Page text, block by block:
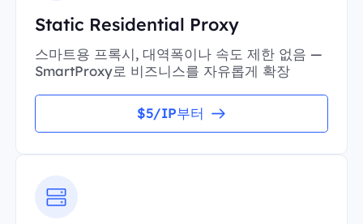
Static Residential Proxy
스마트용 프록시, 대역폭이나 속도 제한 없음 —
SmartProxy로 비즈니스를 자유롭게 확장
$5/IP부터